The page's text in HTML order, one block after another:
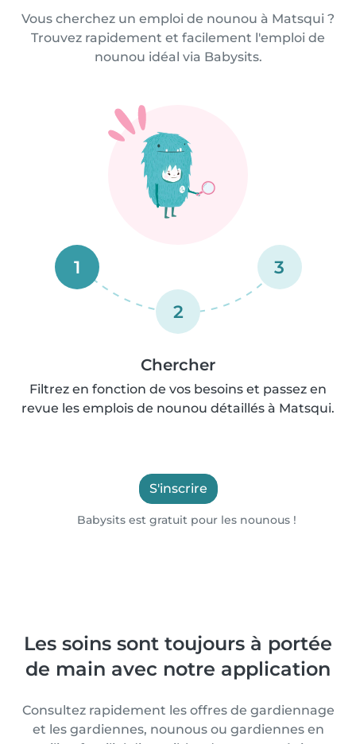
Vous cherchez un emploi de nounou à Matsqui ?
Trouvez rapidement et facilement l'emploi de
nounou idéal via Babysits.
1
2
3
Chercher
Filtrez en fonction de vos besoins et passez en
revue les emplois de nounou détaillés à Matsqui.
S'inscrire
Babysits est gratuit pour les nounous !
Les soins sont toujours à portée
de main avec notre application
Consultez rapidement les offres de gardiennage
et les gardiennes, nounous ou gardiennes en